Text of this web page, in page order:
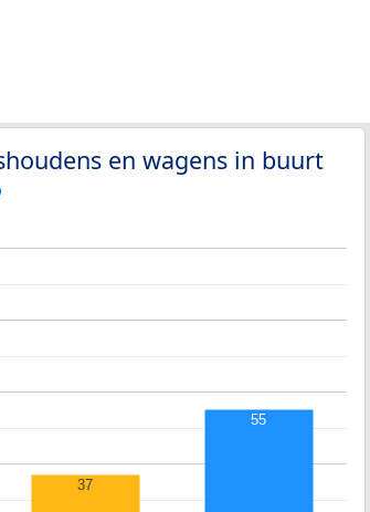
en wagens in buurt
37
55